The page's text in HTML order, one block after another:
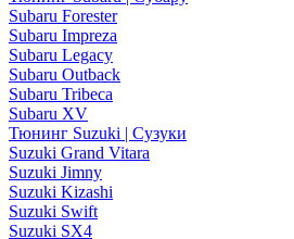
Subaru Forester
Subaru Impreza
Subaru Legacy
Subaru Outback
Subaru Tribeca
Subaru XV
Тюнинг Suzuki | Сузуки
Suzuki Grand Vitara
Suzuki Jimny
Suzuki Kizashi
Suzuki Swift
Suzuki SX4